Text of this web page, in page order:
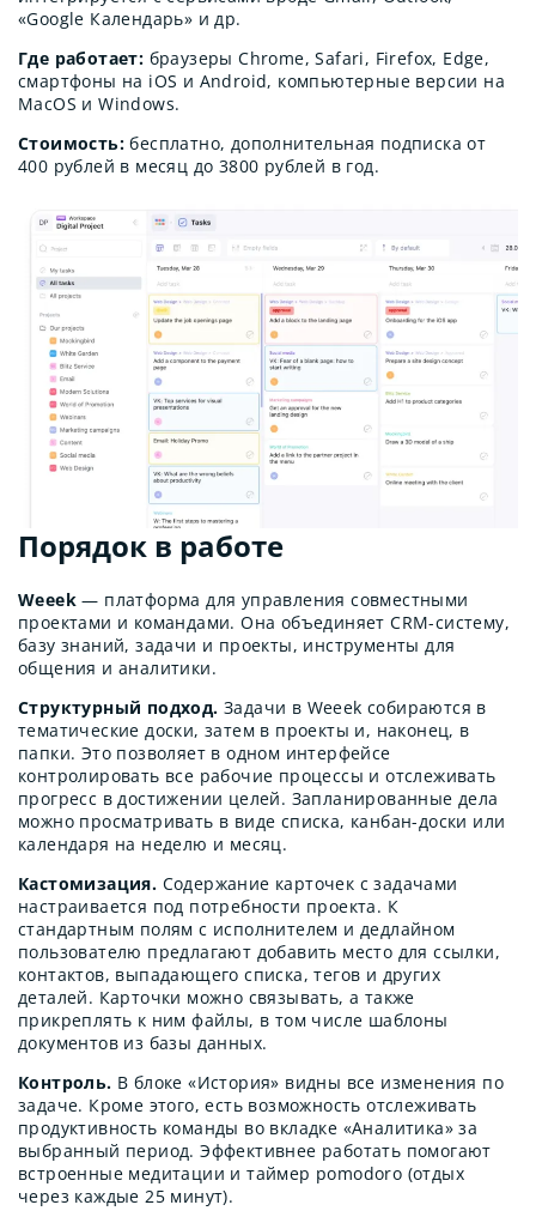
«Google Календарь» и др.
Где работает: браузеры Chrome, Safari, Firefox, Edge,
смартфоны на iOS и Android, компьютерные версии на
MacOS и Windows.
Стоимость: бесплатно, дополнительная подписка от
400 рублей в месяц до 3800 рублей в год.
Порядок в работе
Weeek — платформа для управления совместными
проектами и командами. Она объединяет CRM-систему,
базу знаний, задачи и проекты, инструменты для
общения и аналитики.
Структурный подход. Задачи в Weeek собираются в
тематические доски, затем в проекты и, наконец, в
папки. Это позволяет в одном интерфейсе
контролировать все рабочие процессы и отслеживать
прогресс в достижении целей. Запланированные дела
можно просматривать в виде списка, канбан-доски или
календаря на неделю и месяц.
Кастомизация. Содержание карточек с задачами
настраивается под потребности проекта. К
стандартным полям с исполнителем и дедлайном
пользователю предлагают добавить место для ссылки,
контактов, выпадающего списка, тегов и других
деталей. Карточки можно связывать, а также
прикреплять к ним файлы, в том числе шаблоны
документов из базы данных.
Контроль. В блоке «История» видны все изменения по
задаче. Кроме этого, есть возможность отслеживать
продуктивность команды во вкладке «Аналитика» за
выбранный период. Эффективнее работать помогают
встроенные медитации и таймер pomodoro (отдых
через каждые 25 минут).